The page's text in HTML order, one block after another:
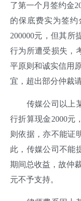
了第一个月签约金
的保底费实为签
200000元，但其所
行为所遭受损失，
平原则和诚实信用
宜，超出部分仲裁
传媒公司以上某
行折算现金2000元
则依据，亦不能证
此，传媒公司不能
期间总收益，故仲
元不予支持。